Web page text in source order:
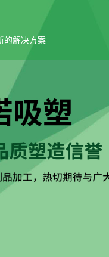
的解决方案